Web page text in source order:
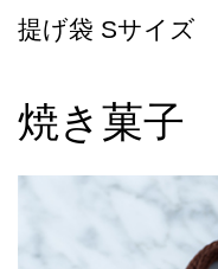
提げ袋 Sサイズ
焼き菓子